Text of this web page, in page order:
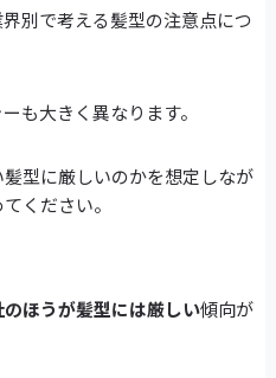
別で考える髪型の注意点につ
も大きく異なります。
型に厳しいのかを想定しなが
ください。
ほうが髪型には厳しい傾向が